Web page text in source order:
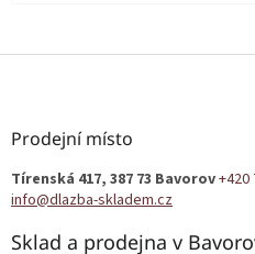
Z
Prodejní místo
Tírenská 417, 387 73 Bavorov+420
info@dlazba-skladem.cz
Sklad a prodejna v